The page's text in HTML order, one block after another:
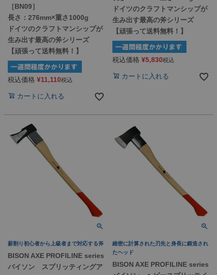
［BN09］
長さ：276mm×重さ1000g
ドイツのクラフトマンシップが
生み出す最高の斧シリーズ
【頑張って送料無料！】
税込価格 ¥11,110税込
カートに入れる
ドイツのクラフトマンシップが
生み出す最高の斧シリーズ
【頑張って送料無料！】
税込価格 ¥5,830税込
カートに入れる
薪割り初心者から上級者まで対応する斧
BISON AXE PROFILINE series
バイソン スプリッティングア
緻密に計算された刃先と身長に鍛造され
たヘッド
BISON AXE PROFILINE series